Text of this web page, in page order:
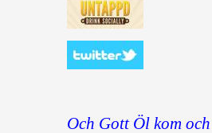
Och Gott Öl kom